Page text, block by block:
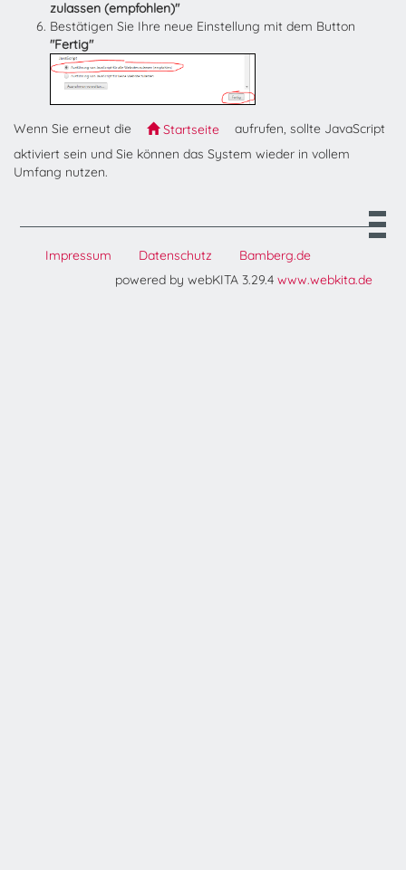
zulassen (empfohlen)"
Bestätigen Sie Ihre neue Einstellung mit dem Button
"Fertig"
Wenn Sie erneut die Startseite
aufrufen, sollte JavaScript
aktiviert sein und Sie können das System wieder in vollem
Umfang nutzen.
Impressum Datenschutz
Bamberg.de
powered by webKITA 3.29.4 www.webkita.de